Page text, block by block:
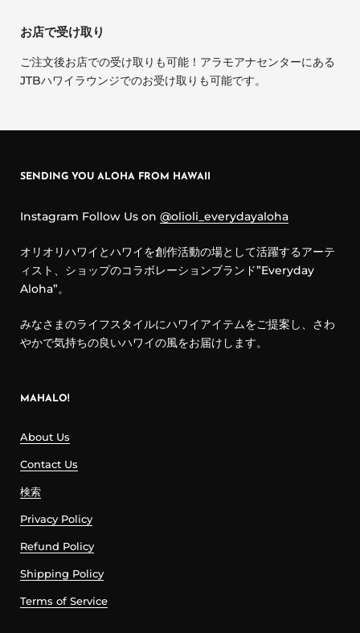
お店で受け取り
ご注文後お店での受け取りも可能！アラモアナセンターにある
JTBハワイラウンジでのお受け取りも可能です。
SENDING YOU ALOHA FROM HAWAII
Instagram Follow Us on @olioli_everydayaloha
オリオリハワイとハワイを創作活動の場として活躍するアーテ
ィスト、ショップのコラボレーションブランド”Everyday
Aloha”。
みなさまのライフスタイルにハワイアイテムをご提案し、さわ
やかで気持ちの良いハワイの風をお届けします。
MAHALO!
About Us
Contact Us
検索
Privacy Policy
Refund Policy
Shipping Policy
Terms of Service